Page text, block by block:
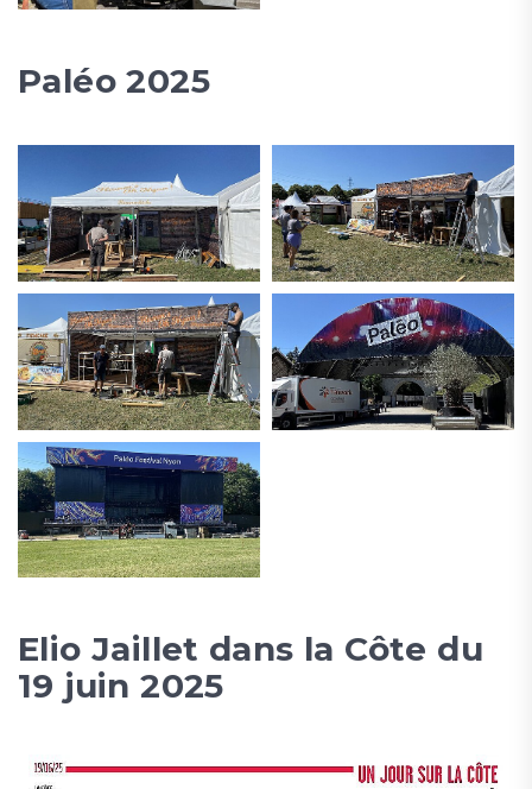
Paléo 2025
Elio Jaillet dans la Côte du
19 juin 2025